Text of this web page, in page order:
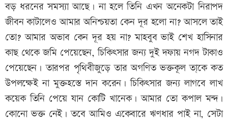
বড় ধরনের সমস্যা আছে। না হলে তিনি এখন অনেকটা নিরাপদ
জীবন কাটালেও আমার অনিশ্চয়তা কেন দূর হলো না? আসলে তাই
তো? আমার অভাব কেন দূর হয় না? মাহবুব ভাই শেখ হাসিনার
কাছ থেকে জমি পেয়েছেন, চিকিৎসার জন্য দুই দফায় নগদ টাকাও
পেয়েছেন। তারপর পৃথিবীজুড়ে তার অগণিত ভক্তকূল তা্কে কত
উপলক্ষেই না মুক্তহস্তে দান করেন। চিকিৎসার জন্য লাগবে লাখ
কয়েক তিনি পেয়ে যান কোটি খানেক। আমার তো কপাল মন্দ।
কোনো ভক্ত নেই। তবে আমিও একেবারে ঋণধার পাই না, সেটা